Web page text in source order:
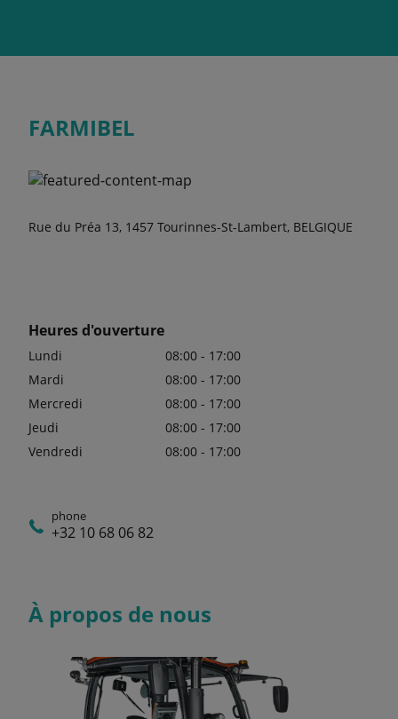
FARMIBEL
Rue du Préa 13, 1457 Tourinnes-St-Lambert, BELGIQUE
Heures d'ouverture
Lundi
08:00 - 17:00
Mardi
08:00 - 17:00
Mercredi
08:00 - 17:00
Jeudi
08:00 - 17:00
Vendredi
08:00 - 17:00
phone
+32 10 68 06 82
À propos de nous